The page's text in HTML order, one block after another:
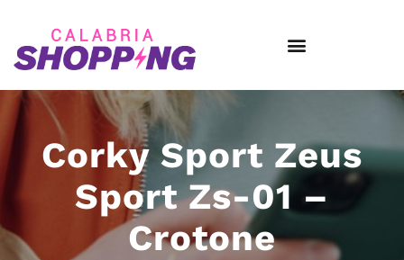
Corky Sport Zeus
Sport Zs-01 –
Crotone